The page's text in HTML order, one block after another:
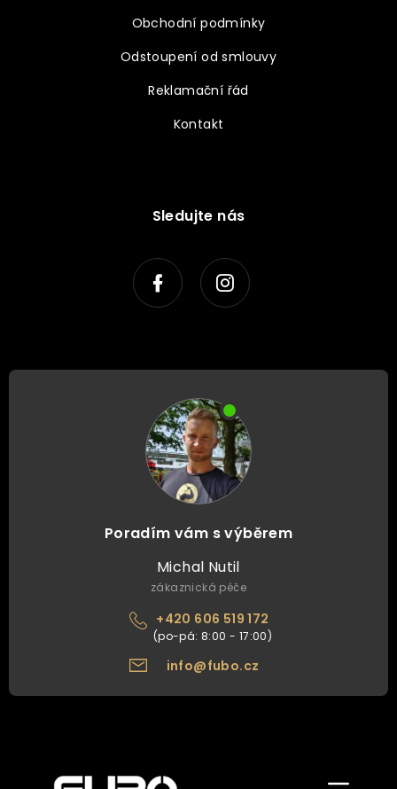
Obchodní podmínky
Odstoupení od smlouvy
Reklamační řád
Kontakt
Sledujte nás
Poradím vám s výběrem
Michal Nutil
zákaznická péče
+420 606 519 172
info@fubo.cz
Zobrazit/